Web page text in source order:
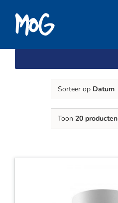
inhoud
Services
Sorteer op Datum
Toon 20 producten